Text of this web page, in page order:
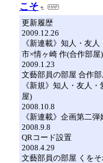
こそ
更新履歴
2009.12.26
《新連載》知人・友
市×情ヶ崎 作(合作部屋)
2009.1.23
文藝部員の部屋 合作
《新規》知人・友人
屋)
2008.10.8
《新連載》企画第二弾
2008.9.8
QRコード設置
2008.4.29
文藝部員の部屋 くを